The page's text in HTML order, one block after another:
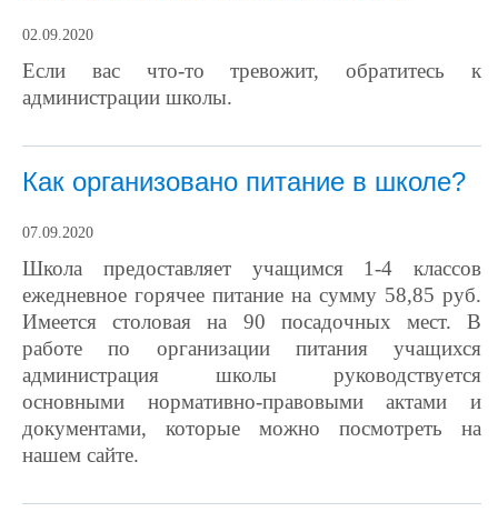
02.09.2020
Если вас что-то тревожит, обратитесь к
администрации школы.
Как организовано питание в школе?
07.09.2020
Школа предоставляет учащимся 1-4 классов
ежедневное горячее питание на сумму 58,85 руб.
Имеется столовая на 90 посадочных мест. В
работе по организации питания учащихся
администрация школы руководствуется
основными нормативнo-правовыми актами и
документами, которые можно посмотреть на
нашем сайте.